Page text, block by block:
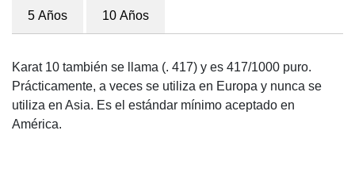
5 Años 10 Años
Karat 10 también se llama (. 417) y es 417/1000 puro.
Prácticamente, a veces se utiliza en Europa y nunca se
utiliza en Asia. Es el estándar mínimo aceptado en
América.